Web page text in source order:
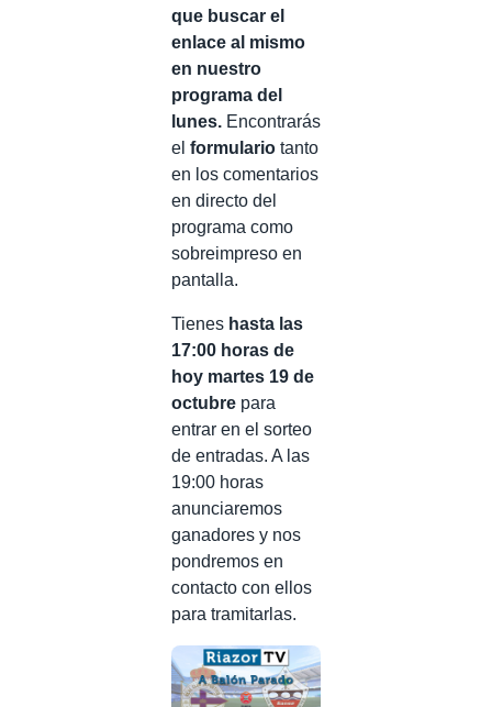
que buscar el
enlace al mismo
en nuestro
programa del
lunes. Encontrarás
el formulario tanto
en los comentarios
en directo del
programa como
sobreimpreso en
pantalla.
Tienes hasta las
17:00 horas de
hoy martes 19 de
octubre para
entrar en el sorteo
de entradas. A las
19:00 horas
anunciaremos
ganadores y nos
pondremos en
contacto con ellos
para tramitarlas.